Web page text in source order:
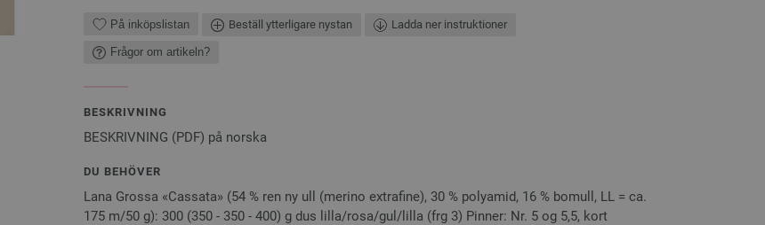
På inköpslistan Beställ ytterligare nystan Ladda ner instruktioner
Frågor om artikeln?
BESKRIVNING
BESKRIVNING (PDF) på norska
DU BEHÖVER
Lana Grossa «Cassata» (54 % ren ny ull (merino extrafine), 30 % polyamid, 16 % bomull, LL = ca.
175 m/50 g): 300 (350 - 350 - 400) g dus lilla/rosa/gul/lilla (frg 3) Pinner: Nr. 5 og 5,5, kort